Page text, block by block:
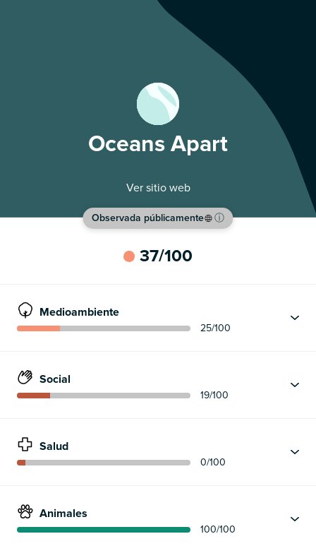
Oceans Apart
Ver sitio web
Observada públicamente ⓘ
37/100
Medioambiente
25/100
Social
19/100
Salud
0/100
Animales
100/100